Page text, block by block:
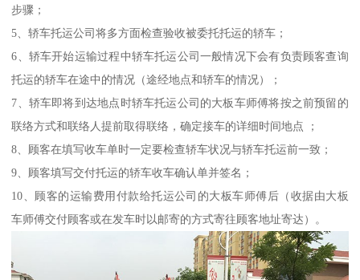
步骤；
5、轿车托运公司将多方面检查验收被委托托运的轿车；
6、轿车开始运输过程中轿车托运公司一般情况下会有负责顾客查询
托运的轿车在途中的情况（途经地点和轿车的情况）；
7、轿车即将到达地点时轿车托运公司的大板车师傅将按之前预留的
联络方式和联络人提前取得联络，确定接车的详细时间地点 ；
8、顾客在填写收车单时一定要检查轿车状况与轿车托运前一致；
9、顾客填写交付托运的轿车收车确认单并签名；
10、顾客的运输费用付款给托运公司的大板车师傅后（收据由大板
车师傅交付顾客或在发车时以邮寄的方式寄往顾客地址寄达）。